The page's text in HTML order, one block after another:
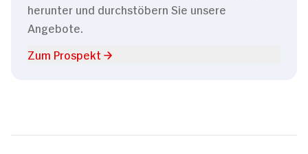
herunter und durchstöbern Sie unsere
Angebote.
Zum Prospekt